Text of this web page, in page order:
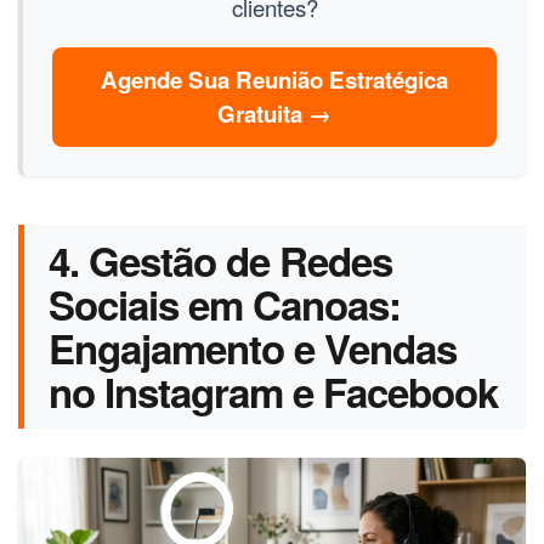
clientes?
Agende Sua Reunião Estratégica
Gratuita →
4. Gestão de Redes
Sociais em Canoas:
Engajamento e Vendas
no Instagram e Facebook